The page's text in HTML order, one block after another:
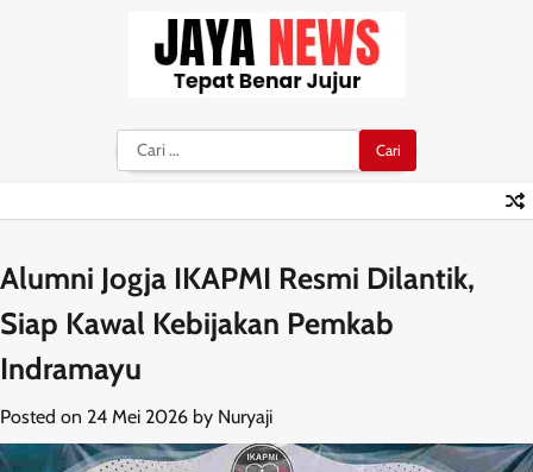
Cari
untuk:
Alumni Jogja IKAPMI Resmi Dilantik,
Siap Kawal Kebijakan Pemkab
Indramayu
Posted on 24 Mei 2026 by Nuryaji